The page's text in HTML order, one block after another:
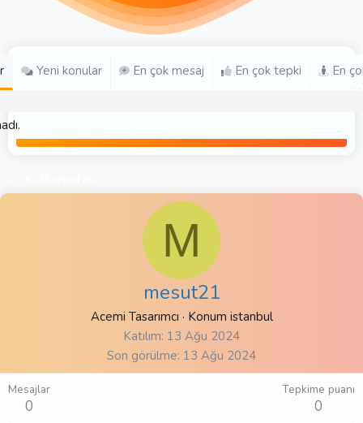
Yeni konular En çok mesaj En çok tepki En
M
mesut21
Acemi Tasarımcı · Konum istanbul
Katılım 13 Ağu 2024
Son görülme 13 Ağu 2024
Mesajlar
0
Tepkime puanı
0